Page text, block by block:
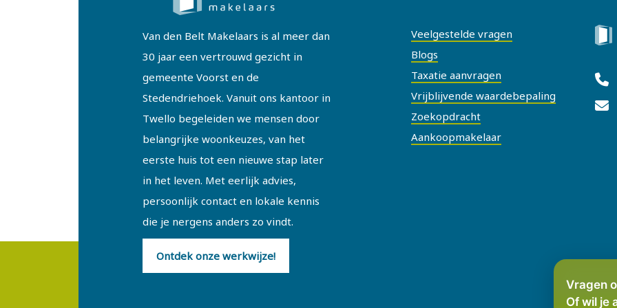
Van den Belt Makelaars is al meer dan
30 jaar een vertrouwd gezicht in
gemeente Voorst en de
Stedendriehoek. Vanuit ons kantoor in
Twello begeleiden we mensen door
belangrijke woonkeuzes, van het
eerste huis tot een nieuwe stap later
in het leven. Met eerlijk advies,
persoonlijk contact en lokale kennis
die je nergens anders zo vindt.
Ontdek onze werkwijze!
Veelgestelde vragen
Blogs
Taxatie aanvragen
Vrijblijvende waardebepaling
Zoekopdracht
Aankoopmakelaar